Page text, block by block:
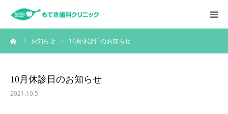
お知らせ 10月休診日のお知らせ
10月休診日のお知らせ
2021.10.5
HOME